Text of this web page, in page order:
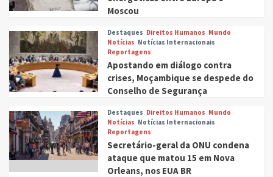
Moscou
Destaques Direitos Humanos Mundo
Notícias Notícias Internacionais
Reportagens
Apostando em diálogo contra
crises, Moçambique se despede do
Conselho de Segurança
Destaques Direitos Humanos Mundo
Notícias Notícias Internacionais
Reportagens
Secretário-geral da ONU condena
ataque que matou 15 em Nova
Orleans, nos EUA BR